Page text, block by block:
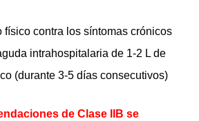
físico contra los síntomas crónicos
intrahospitalaria de 1-2 L de
(durante 3-5 días consecutivos)
de Clase IIB se